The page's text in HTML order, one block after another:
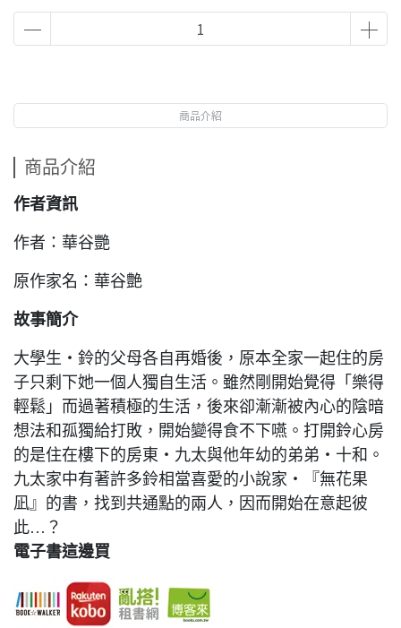
商品介紹
商品介紹
作者資訊
作者：華谷艷
原作家名：華谷艶
故事簡介
大學生‧鈴的父母各自再婚後，原本全家一起住的房
子只剩下她一個人獨自生活。雖然剛開始覺得「樂得
輕鬆」而過著積極的生活，後來卻漸漸被內心的陰暗
想法和孤獨給打敗，開始變得食不下嚥。打開鈴心房
的是住在樓下的房東‧九太與他年幼的弟弟‧十和。
九太家中有著許多鈴相當喜愛的小說家‧『無花果
凪』的書，找到共通點的兩人，因而開始在意起彼
此…？
電子書這邊買